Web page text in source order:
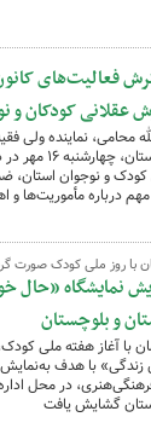
فعالیت‌های
عقلانی کودکان و
محامی، نماینده ولی
بلوچستان،
و نوجوان استان،
مهم درباره مأموریت‌ها
با روز ملی کودک صورت
نمایشگاه «حال
و بلوچستان
با آغاز هفته ملی
با هدف به‌نمایش
در محل
گشایش یافت